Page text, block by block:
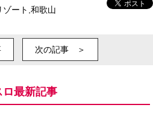
ゾート 和歌山
次の記事 ＞
最新記事